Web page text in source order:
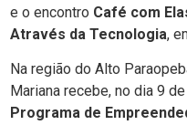
e o encontro Café com
Através da Tecnologia,
Na região do Alto
Mariana recebe, no dia 9
Programa de